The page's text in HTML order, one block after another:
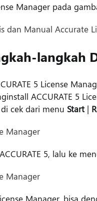
Manager pada
langkah
5 License
ACCURATE 5
cek dari menu Start |
5, lalu ke
Manager, bisa